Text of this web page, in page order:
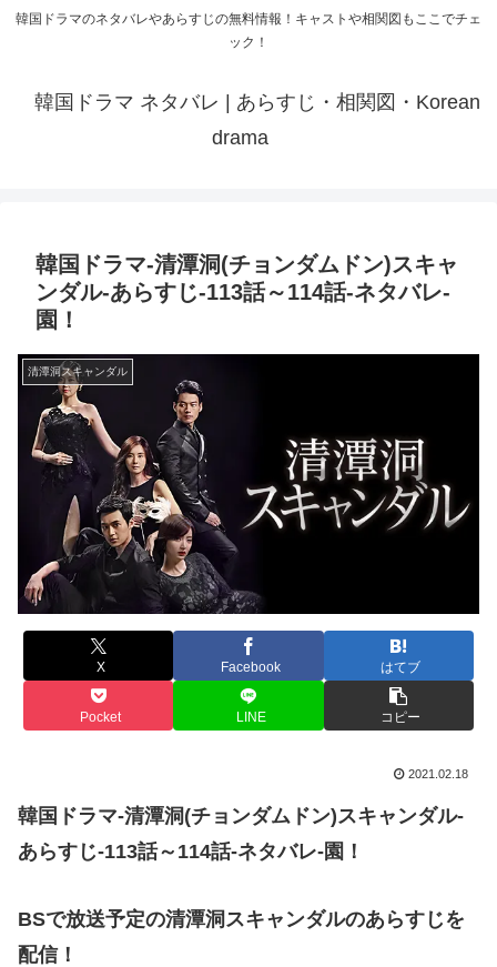
韓国ドラマのネタバレやあらすじの無料情報！キャストや相関図もここでチェ
ック！
韓国ドラマ ネタバレ | あらすじ・相関図・Korean
drama
韓国ドラマ-清潭洞(チョンダムドン)スキャ
ンダル-あらすじ-113話～114話-ネタバレ-
園！
清潭洞スキャンダル
X Facebook はてブ
Pocket LINE コピー
2021.02.18
韓国ドラマ-清潭洞(チョンダムドン)スキャンダル-
あらすじ-113話～114話-ネタバレ-園！
BSで放送予定の清潭洞スキャンダルのあらすじを
配信！